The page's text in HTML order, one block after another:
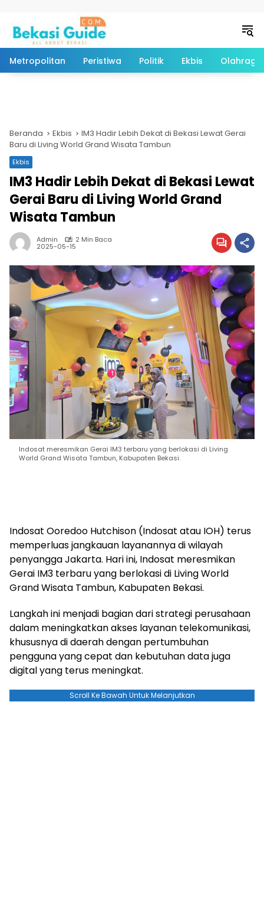
Metropolitan Peristiwa Politik Ekbis Olahraga
Beranda Ekbis
IM3 Hadir Lebih Dekat di Bekasi Lewat Gerai
Baru di Living World Grand Wisata Tambun
Ekbis
IM3 Hadir Lebih Dekat di Bekasi Lewat
Gerai Baru di Living World Grand
Wisata Tambun
Admin 2 Min Baca
2025-05-15
Indosat meresmikan Gerai IM3 terbaru yang berlokasi di Living
World Grand Wisata Tambun, Kabupaten Bekasi.
Indosat Ooredoo Hutchison (Indosat atau IOH) terus
memperluas jangkauan layanannya di wilayah
penyangga Jakarta. Hari ini, Indosat meresmikan
Gerai IM3 terbaru yang berlokasi di Living World
Grand Wisata Tambun, Kabupaten Bekasi.
Langkah ini menjadi bagian dari strategi perusahaan
dalam meningkatkan akses layanan telekomunikasi,
khususnya di daerah dengan pertumbuhan
pengguna yang cepat dan kebutuhan data juga
digital yang terus meningkat.
Scroll Ke Bawah Untuk Melanjutkan